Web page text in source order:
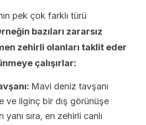
pek çok farklı türü
bazıları zararsız
zehirli olanları taklit eder
çalışırlar:
Mavi deniz tavşanı
ve ilginç bir dış görünüşe
yanı sıra, en zehirli canlı